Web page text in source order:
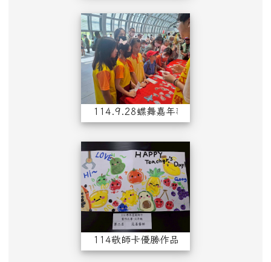
114.9.28蝶舞嘉
114.9.28蝶舞嘉年華會快閃表演活動
114敬師卡優勝作品（六年級）